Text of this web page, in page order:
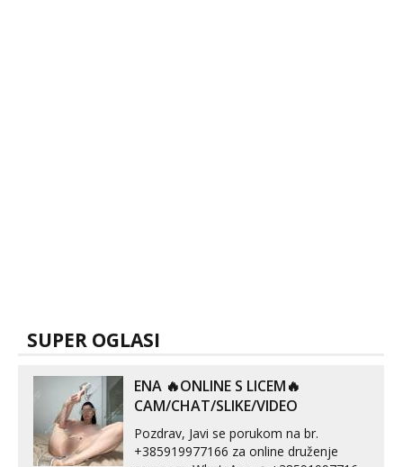
SUPER OGLASI
ENA 🔥ONLINE S LICEM🔥
CAM/CHAT/SLIKE/VIDEO
Pozdrav, Javi se porukom na br.
+385919977166 za online druženje